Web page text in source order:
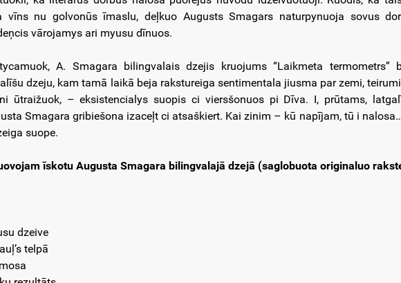
vīns nu golvonūs īmaslu, deļkuo Augusts Smagars naturpynuoja sovus
vārojamys ari myusu dīnuos.
A. Smagara bilingvalais dzejis kruojums “Laikmeta termometrs”
dzeju, kam tamā laikā beja rakstureiga sentimentala jiusma par zemi,
ūtraižuok, – eksistencialys suopis ci viersšonuos pi Dīva. I, prūtams,
Smagara gribiešona izaceļt ci atsaškiert. Kai zinim – kū napījam, tū i
suope.
īskotu Augusta Smagara bilingvalajā dzejā (saglobuota originaluo
dzeive
telpā